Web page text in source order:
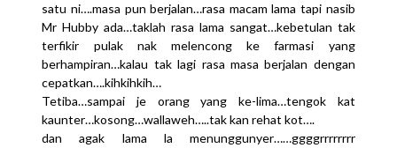
satu ni….masa pun berjalan…rasa macam lama tapi nasib
Mr Hubby ada…taklah rasa lama sangat…kebetulan tak
terfikir pulak nak melencong ke farmasi yang
berhampiran…kalau tak lagi rasa masa berjalan dengan
cepatkan….kihkihkih…
Tetiba…sampai je orang yang ke-lima…tengok kat
kaunter…kosong…wallaweh…..tak kan rehat kot….
dan agak lama la menunggunyer……ggggrrrrrrrr